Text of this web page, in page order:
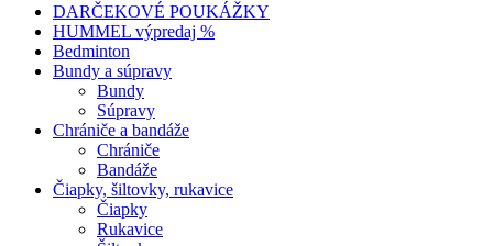
DARČEKOVÉ POUKÁŽKY
HUMMEL výpredaj %
Bedminton
Bundy a súpravy
Bundy
Súpravy
Chrániče a bandáže
Chrániče
Bandáže
Čiapky, šiltovky, rukavice
Čiapky
Rukavice